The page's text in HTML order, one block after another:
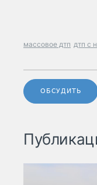
массовое дтп дтп с
ОБСУДИТЬ